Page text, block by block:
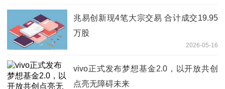
兆易创新现4笔大宗交易 合计成交19.95
万股
2026-05-16
vivo正式发布梦想基金2.0，以开放共创
点亮无障碍未来